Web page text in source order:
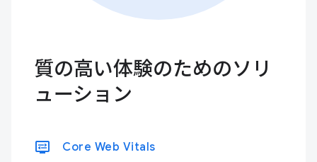
質の高い体験のためのソリ
ューション
display_settings Core Web Vitals